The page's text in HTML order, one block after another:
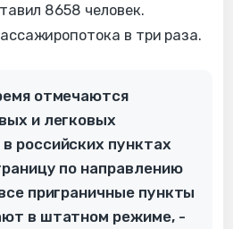
8658 человек.
в три раза.
отмечаются
и легковых
российских пунктах
по направлению
приграничные пункты
в штатном режиме, -